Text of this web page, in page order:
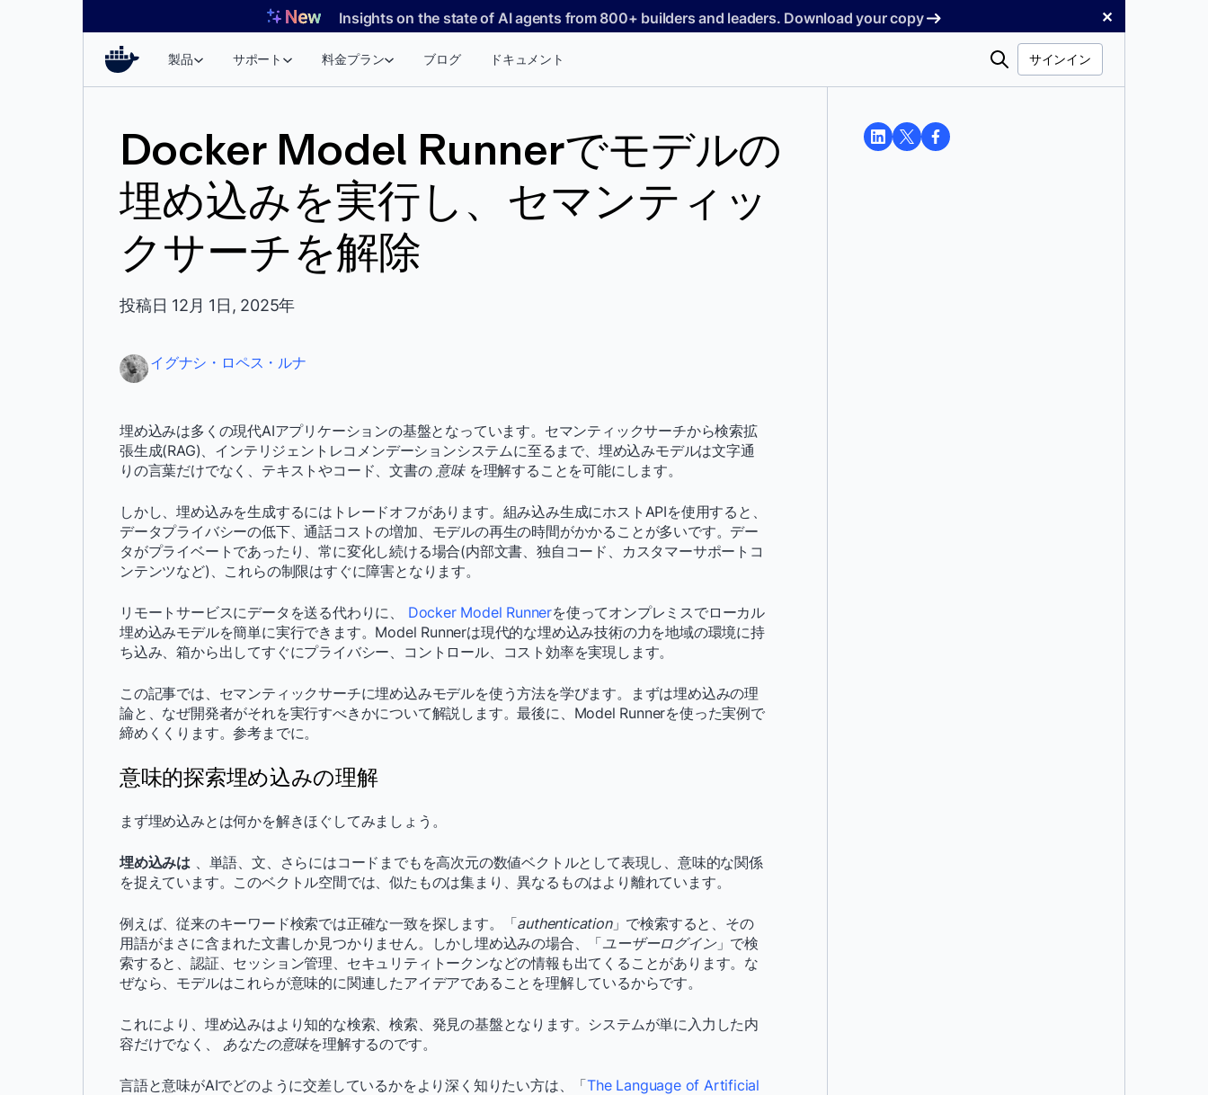
Insights on the state of AI agents from 800+ builders and leaders. Download your copy ✕
製品 サポート 料金プラン ブログ ドキュメント
検
サインイン
Docker Model Runnerでモデルの
埋め込みを実行し、セマンティッ
クサーチを解除
投稿日 12月 1日, 2025年
イグナシ・ロペス・ルナ
埋め込みは多くの現代AIアプリケーションの基盤となっています。セマンティックサーチから検索拡
張生成(RAG)、インテリジェントレコメンデーションシステムに至るまで、埋め込みモデルは文字通
りの言葉だけでなく、テキストやコード、文書の 意味を理解することを可能にします。
しかし、埋め込みを生成するにはトレードオフがあります。組み込み生成にホストAPIを使用すると、
データプライバシーの低下、通話コストの増加、モデルの再生の時間がかかることが多いです。デー
タがプライベートであったり、常に変化し続ける場合(内部文書、独自コード、カスタマーサポートコ
ンテンツなど)、これらの制限はすぐに障害となります。
リモートサービスにデータを送る代わりに、 Docker Model Runnerを使ってオンプレミスでローカル
埋め込みモデルを簡単に実行できます。Model Runnerは現代的な埋め込み技術の力を地域の環境に持
ち込み、箱から出してすぐにプライバシー、コントロール、コスト効率を実現します。
この記事では、セマンティックサーチに埋め込みモデルを使う方法を学びます。まずは埋め込みの理
論と、なぜ開発者がそれを実行すべきかについて解説します。最後に、Model Runnerを使った実例で
締めくくります。参考までに。
意味的探索埋め込みの理解
まず埋め込みとは何かを解きほぐしてみましょう。
埋め込みは 、単語、文、さらにはコードまでもを高次元の数値ベクトルとして表現し、意味的な関係
を捉えています。このベクトル空間では、似たものは集まり、異なるものはより離れています。
例えば、従来のキーワード検索では正確な一致を探します。「authentication」で検索すると、その
用語がまさに含まれた文書しか見つかりません。しかし埋め込みの場合、「ユーザーログイン」で検
索すると、認証、セッション管理、セキュリティトークンなどの情報も出てくることがあります。な
ぜなら、モデルはこれらが意味的に関連したアイデアであることを理解しているからです。
これにより、埋め込みはより知的な検索、検索、発見の基盤となります。システムが単に入力した内
容だけでなく、 あなたの意味を理解するのです。
言語と意味がAIでどのように交差しているかをより深く知りたい方は、「The Language of Artificial